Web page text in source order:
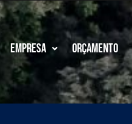
Empresa Orçamento